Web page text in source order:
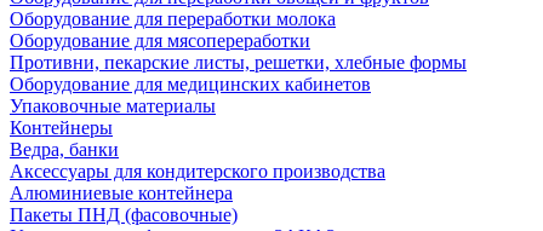
Оборудование для переработки молока
Оборудование для мясопереработки
Противни, пекарские листы, решетки, хлебные формы
Оборудование для медицинских кабинетов
Упаковочные материалы
Контейнеры
Ведра, банки
Аксессуары для кондитерского производства
Алюминиевые контейнера
Пакеты ПНД (фасовочные)